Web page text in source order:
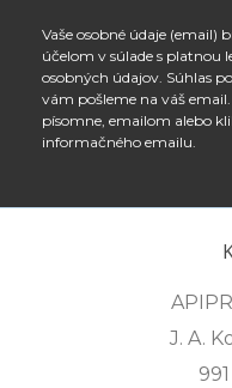
Vaše osobné údaje (email)
účelom v súlade s platnou
osobných údajov. Súhlas
vám pošleme na váš
písomne, emailom alebo
informačného emailu.
J. A.